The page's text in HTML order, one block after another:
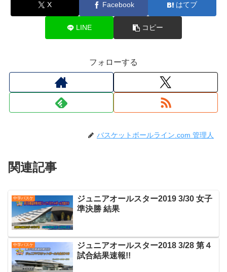
X Facebook はてブ
LINE コピー
フォローする
バスケットボールライン.com 管理人
関連記事
中学バスケ
ジュニアオールスター2019 3/30 女子
準決勝 結果
中学バスケ
ジュニアオールスター2018 3/28 第４
試合結果速報!!